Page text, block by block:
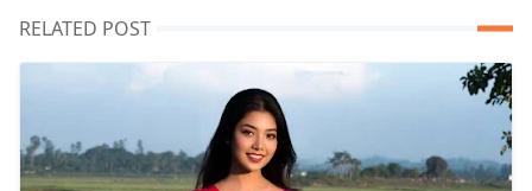
RELATED POST